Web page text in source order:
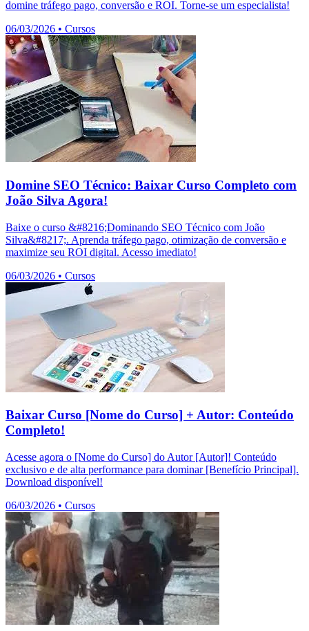
domine tráfego pago, conversão e ROI. Torne-se um especialista!
06/03/2026 • Cursos
Domine SEO Técnico: Baixar Curso Completo com
João Silva Agora!
Baixe o curso &#8216;Dominando SEO Técnico com João
Silva&#8217;. Aprenda tráfego pago, otimização de conversão e
maximize seu ROI digital. Acesso imediato!
06/03/2026 • Cursos
Baixar Curso [Nome do Curso] + Autor: Conteúdo
Completo!
Acesse agora o [Nome do Curso] do Autor [Autor]! Conteúdo
exclusivo e de alta performance para dominar [Benefício Principal].
Download disponível!
06/03/2026 • Cursos